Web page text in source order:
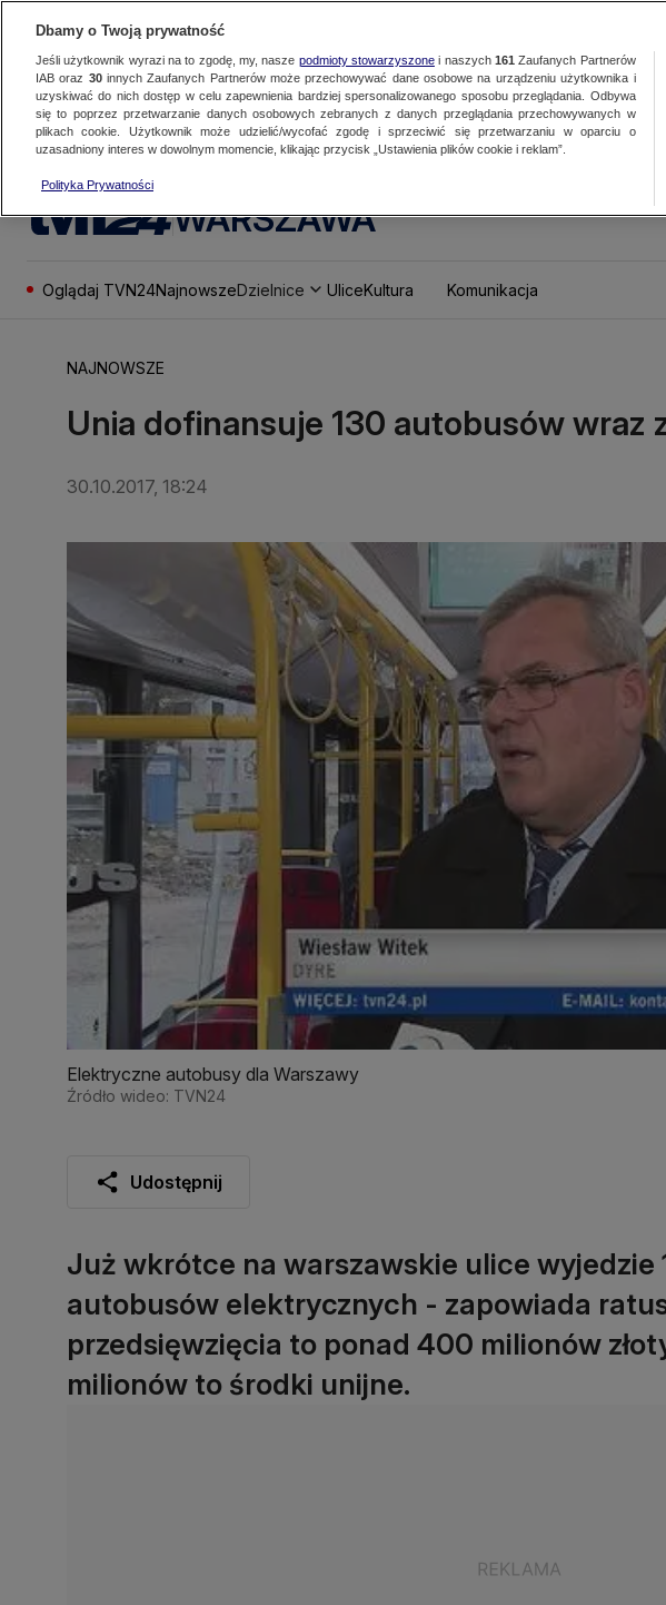
WARSZAWA
Oglądaj TVN24NajnowszeDzielnice UliceKultura Komunikacja
NAJNOWSZE
Unia dofinansuje 130 autobusów wraz
30.10.2017, 18:24
Elektryczne autobusy dla Warszawy
Źródło wideo: TVN24
Udostępnij
Już wkrótce na warszawskie ulice wyjedzie
autobusów elektrycznych - zapowiada
przedsięwzięcia to ponad 400 milionów
milionów to środki unijne.
Dbamy o Twoją prywatność
Jeśli użytkownik wyrazi na to zgodę, my, nasze podmioty stowarzyszonei naszych 161 Zaufanych Partnerów
IAB oraz 30innych Zaufanych Partnerów może przechowywać dane osobowe na urządzeniu użytkownika i
uzyskiwać do nich dostęp w celu zapewnienia bardziej spersonalizowanego sposobu przeglądania. Odbywa
się to poprzez przetwarzanie danych osobowych zebranych z danych przeglądania przechowywanych w
plikach cookie. Użytkownik może udzielić/wycofać zgodę i sprzeciwić się przetwarzaniu w oparciu o
uzasadniony interes w dowolnym momencie, klikając przycisk „Ustawienia plików cookie i reklam”.
Polityka Prywatności